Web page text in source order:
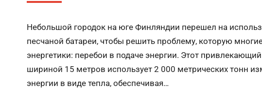
Небольшой городок на юге Финляндии перешел на
песчаной батареи, чтобы решить проблему, которую
энергетики: перебои в подаче энергии. Этот
шириной 15 метров использует 2 000 метрических тонн
энергии в виде тепла, обеспечивая…